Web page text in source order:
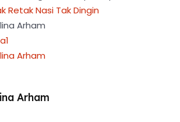
Retak Nasi Tak Dingin
Arham
Arham
Arham